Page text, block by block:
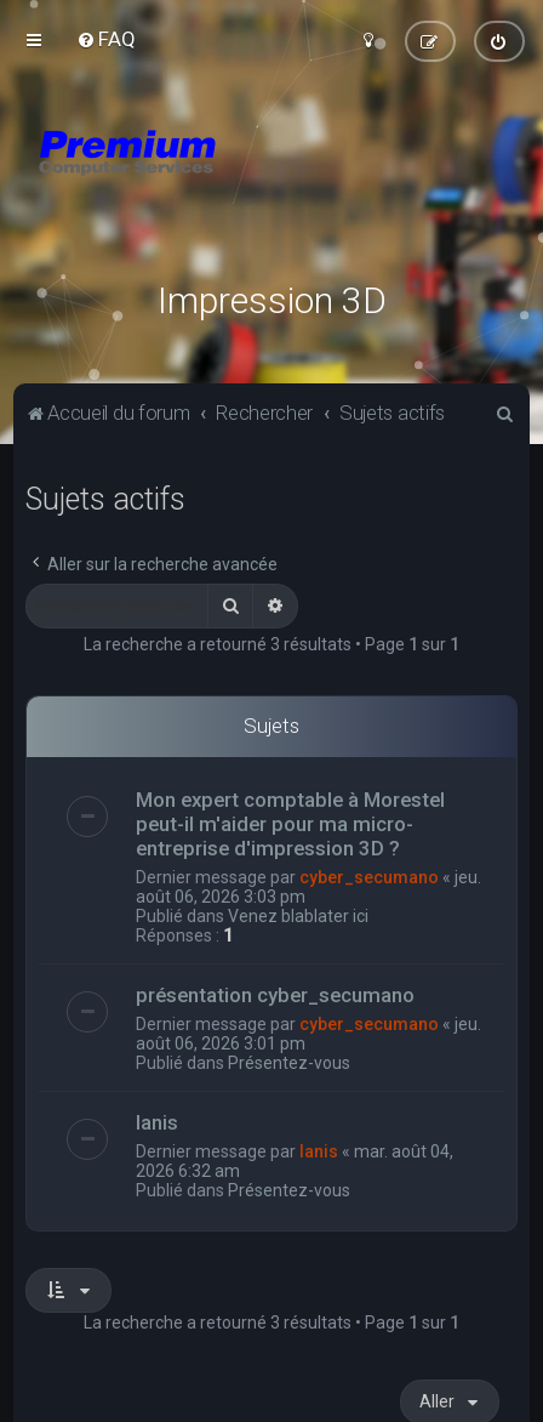
FAQ
Impression 3D
Accueil du forum Rechercher Sujets actifs
Sujets actifs
Aller sur la recherche avancée
RechercherRecherche avancée
La recherche a retourné 3 résultats • Page 1 sur 1
Sujets
Mon expert comptable à Morestel
peut-il m'aider pour ma micro-
entreprise d'impression 3D ?
Dernier message par cyber_secumano « jeu.
août 06, 2026 3:03 pm
Publié dansVenez blablater ici
Réponses : 1
présentation cyber_secumano
Dernier message par cyber_secumano « jeu.
août 06, 2026 3:01 pm
Publié dans Présentez-vous
Ianis
Dernier message par Ianis « mar. août 04,
2026 6:32 am
Publié dans Présentez-vous
La recherche a retourné 3 résultats • Page 1 sur 1
Aller